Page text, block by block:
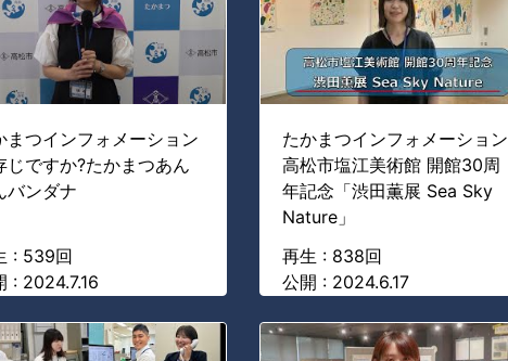
まつインフォメーション
じですか?たかまつあん
バンダナ
: 539回
: 2024.7.16
たかまつインフォメーション
高松市塩江美術館 開館30周
年記念「渋田薫展 Sea Sky
Nature」
再生 : 838回
公開 : 2024.6.17